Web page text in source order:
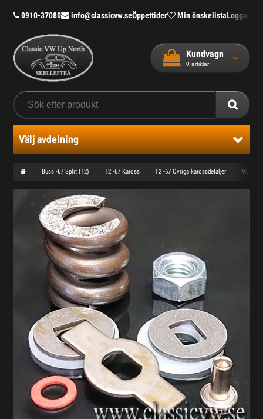
0910-37080 info@classicvw.seÖppettider Min önskelistaLogga in
Kundvagn
0 artiklar
Välj avdelning
Buss -67 Split (T2) T2 -67 Kaross T2 -67 Övriga karossdetaljer MONT.